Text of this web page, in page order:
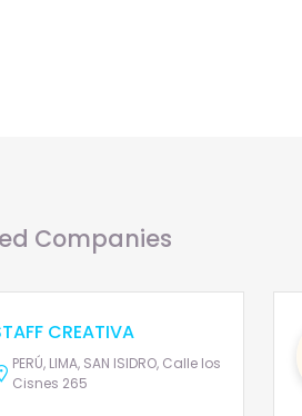
Companies
CREATIVA
PERÚ, LIMA, SAN ISIDRO, Calle los
Cisnes 265